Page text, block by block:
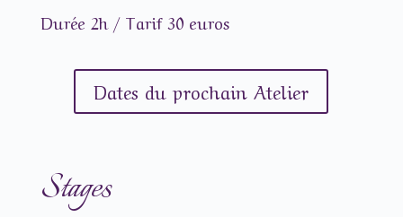
Durée 2h / Tarif 30 euros
Dates du prochain Atelier
Stages